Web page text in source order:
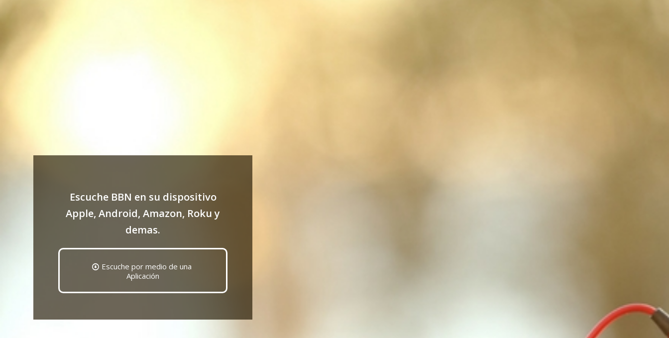
Escuche BBN en su dispositivo
Apple, Android, Amazon, Roku y
demas.
Escuche por medio de una
Aplicación